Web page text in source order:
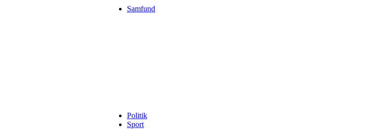
Samfund
Politik
Sport